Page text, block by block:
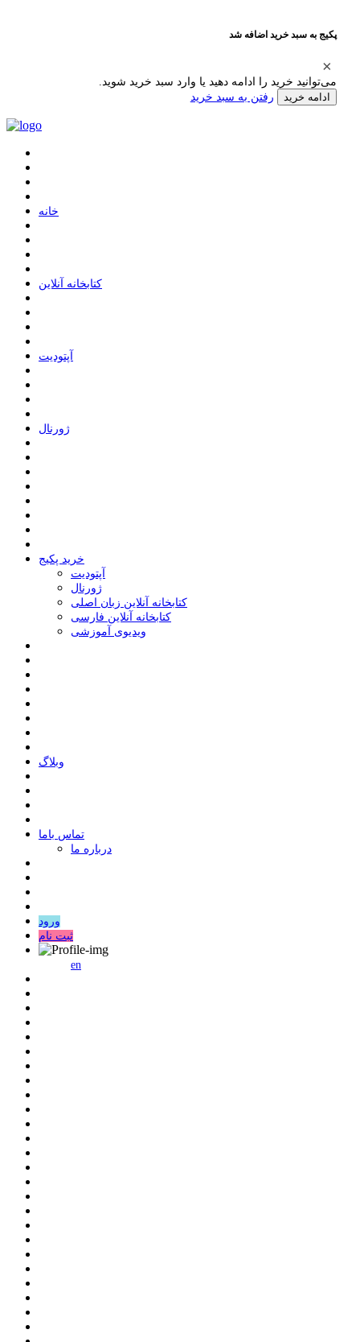
پکیج به سبد خرید اضافه شد
می‌توانید خرید را ادامه دهید یا وارد سبد خرید شوید.
ادامه خرید رفتن به سبد خرید
ﺧﺎﻧﻪ
ﮐﺘﺎﺑﺨﺎﻧﻪ ﺁﻧﻼﯾﻦ
ﺁﭘﺘﻮﺩﯾﺖ
ﮊﻭﺭﻧﺎﻝ
خرید پکیج
ﺁﭘﺘﻮﺩﯾﺖ
ﮊﻭﺭﻧﺎﻝ
کتابخانه آنلاین زبان اصلی
کتابخانه آنلاین فارسی
ویدیوی آموزشی
وبلاگ
ﺗﻤﺎﺱ ﺑﺎﻣﺎ
درباره ما
ورود
ثبت نام
en